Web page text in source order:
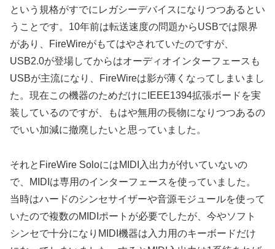
という規格がすでにレガシーデバイスになりつつあるとい
うことです。10年前は転送速度の問題からUSBでは限界
があり、FireWireがもてはやされていたのですが、
USB2.0が登場してからはオーディオインターフェースも
USBが主流になり、FireWireは影が薄くなってしまいまし
た。現在この機器のためだけにIEEE1394拡張ボードを実
装しているのですが、もはや無用の長物になりつつあるの
でいい加減に撤廃したいと思っていました。
それとFireWire SoloにはMIDI入出力が付いていないの
で、MIDIは専用のインターフェースを使っていました。
当時はハードのシンセサイザーや音源モジュールを使って
いたので複数のMIDIポートが必要でしたが、今やソフト
シンセで十分になりMIDI機器は入力用のキーボードだけ